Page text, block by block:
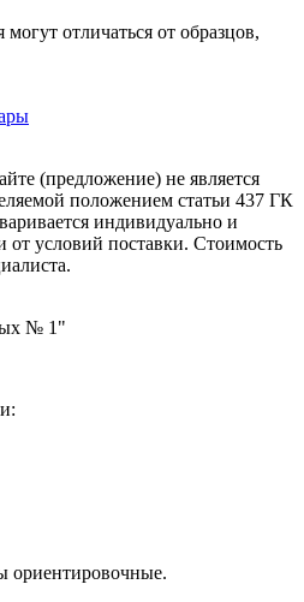
отличаться от образцов,
(предложение) не является
положением статьи 437 ГК
индивидуально и
от условий поставки. Стоимость
№ 1"
ориентировочные.